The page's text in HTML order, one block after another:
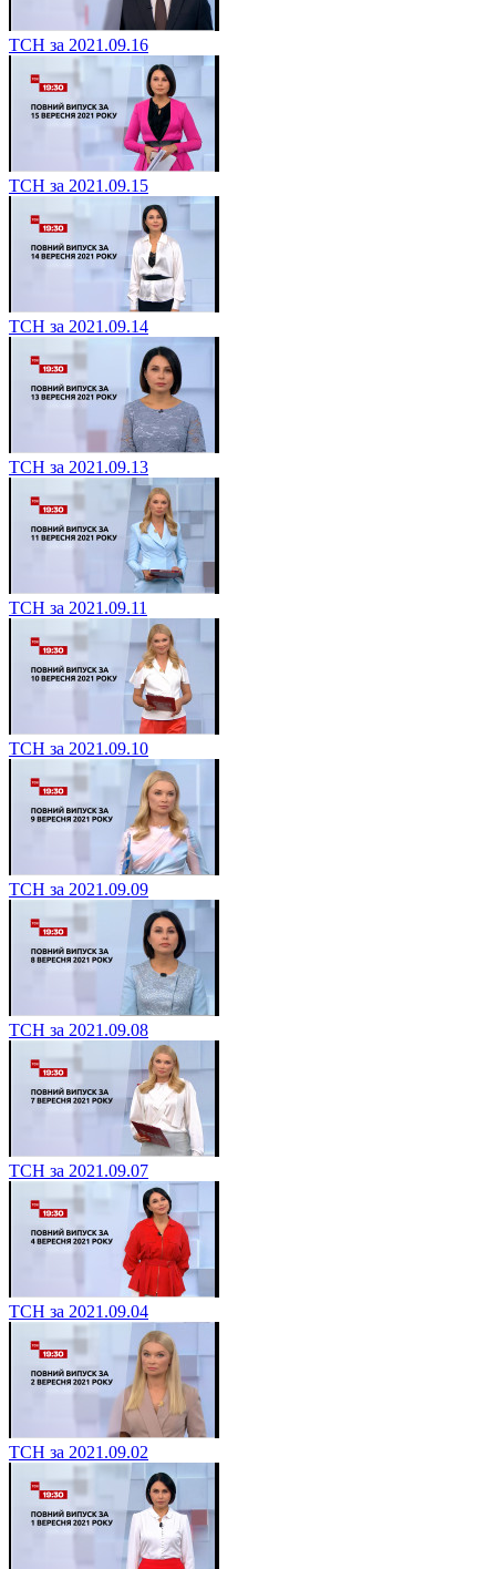
ТСН за 2021.09.16
ТСН за 2021.09.15
ТСН за 2021.09.14
ТСН за 2021.09.13
ТСН за 2021.09.11
ТСН за 2021.09.10
ТСН за 2021.09.09
ТСН за 2021.09.08
ТСН за 2021.09.07
ТСН за 2021.09.04
ТСН за 2021.09.02